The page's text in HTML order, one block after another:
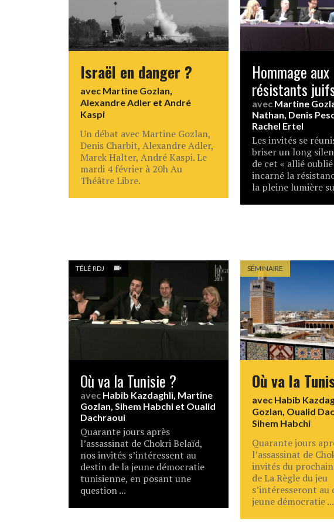
Israël en danger ?
avec Martine Gozlan,
Alexandre Adler et André
Kaspi
Un débat avec Martine Gozlan,
Denis Charbit, Alexandre Adler,
Marek Halter, André Kaspi. Le
mardi 4 février à 20h Au
Théâtre Libre.
Hommage aux
résistants
avec Martine
Nathan, Denis
Rachel Ertel
Les invités se
briser un long
de cet « allié oublié
incarné la
la pleine lumière
TÉLÉ RDJ
Où va la Tunisie ?
avec Habib Kazdaghli, Martine
Gozlan, Sihem Habchi et Oualid
Dachraoui
Quarante jours après
l’assassinat de Chokri Belaïd,
nos invités s’intéressent au
destin de la jeune démocratie
tunisienne, en posant une
question ...
SÉMINAIRE
Où va la
avec Habib
Gozlan, Oualid
Sihem Habchi
Quarante jours
l’assassinat de
invités du
de La Règle du jeu
s’intéresseront au
jeune démocratie ...